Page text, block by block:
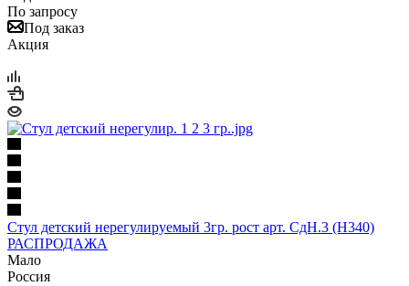
По запросу
Под заказ
Акция
Стул детский нерегулируемый 3гр. рост арт. СдН.3 (Н340)
РАСПРОДАЖА
Мало
Россия